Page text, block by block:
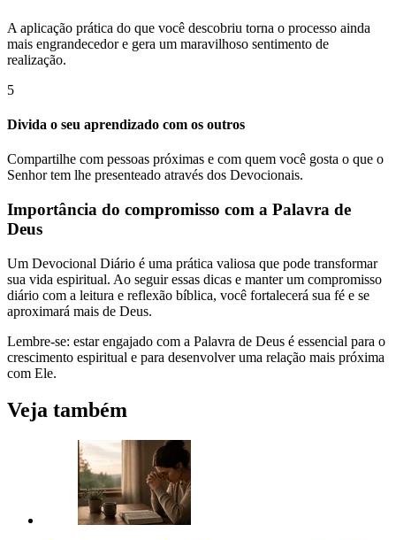
A aplicação prática do que você descobriu torna o processo ainda
mais engrandecedor e gera um maravilhoso sentimento de
realização.
5
Divida o seu aprendizado com os outros
Compartilhe com pessoas próximas e com quem você gosta o que o
Senhor tem lhe presenteado através dos Devocionais.
Importância do compromisso com a Palavra de
Deus
Um Devocional Diário é uma prática valiosa que pode transformar
sua vida espiritual. Ao seguir essas dicas e manter um compromisso
diário com a leitura e reflexão bíblica, você fortalecerá sua fé e se
aproximará mais de Deus.
Lembre-se: estar engajado com a Palavra de Deus é essencial para o
crescimento espiritual e para desenvolver uma relação mais próxima
com Ele.
Veja também